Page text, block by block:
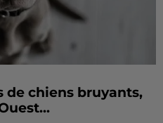
de chiens bruyants,